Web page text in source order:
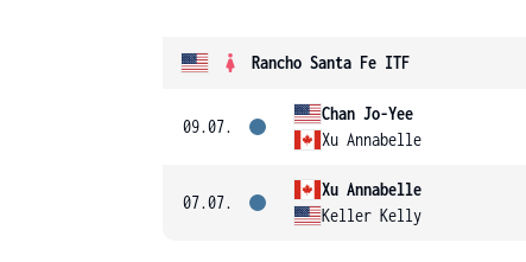
Rancho Santa Fe ITF
09.07.
Chan Jo-Yee
Xu Annabelle
07.07.
Xu Annabelle
Keller Kelly